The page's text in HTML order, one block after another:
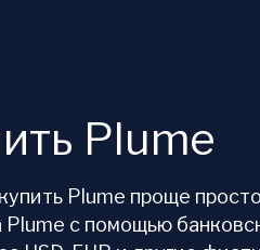
Plume
Plume проще
Plume с помощью